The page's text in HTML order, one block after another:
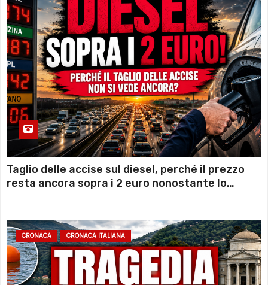
Taglio delle accise sul diesel, perché il prezzo
resta ancora sopra i 2 euro nonostante lo
CRONACA CRONACA ITALIANA